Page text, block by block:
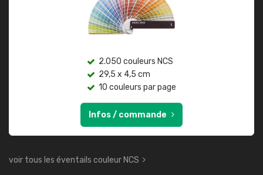
2.050 couleurs NCS
29,5 x 4,5 cm
10 couleurs par page
Infos / commande
voir tous les éventails couleur NCS